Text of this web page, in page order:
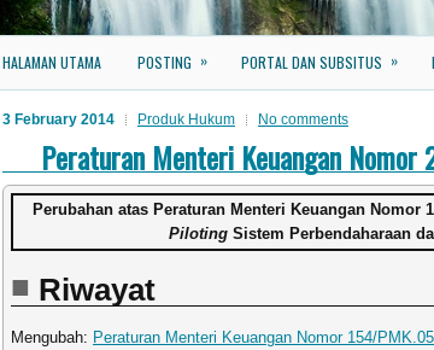
HALAMAN UTAMA POSTING » PORTAL DAN SUBSITUS »
3 February 2014 Produk Hukum No comments
Peraturan Menteri Keuangan
Perubahan atas Peraturan Menteri Keuangan Nomor
Piloting Sistem Perbendaharaan
Riwayat
Mengubah: Peraturan Menteri Keuangan Nomor 154/